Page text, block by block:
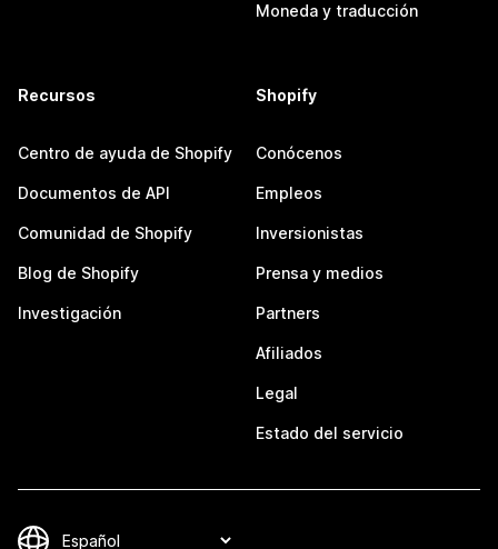
Moneda y traducción
Recursos
Centro de ayuda de Shopify
Documentos de API
Comunidad de Shopify
Blog de Shopify
Investigación
Shopify
Conócenos
Empleos
Inversionistas
Prensa y medios
Partners
Afiliados
Legal
Estado del servicio